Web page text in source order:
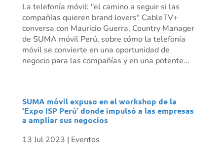
La telefonía móvil: "el camino a seguir si las
compañías quieren brand lovers" CableTV+
conversa con Mauricio Guerra, Country Manager
de SUMA móvil Perú, sobre cómo la telefonía
móvil se convierte en una oportunidad de
negocio para las compañías y en una potente...
SUMA móvil expuso en el workshop de la
‘Expo ISP Perú’ donde impulsó a las empresas
a ampliar sus negocios
13 Jul 2023 | Eventos